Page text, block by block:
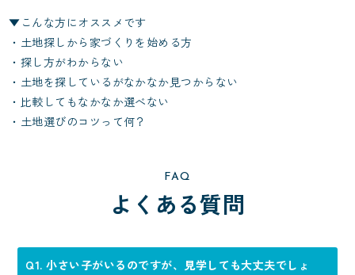
▼こんな方にオススメです
・土地探しから家づくりを始める方
・探し方がわからない
・土地を探しているがなかなか見つからない
・比較してもなかなか選べない
・土地選びのコツって何？
FAQ
よくある質問
Q1. 小さい子がいるのですが、見学しても大丈夫でしょ